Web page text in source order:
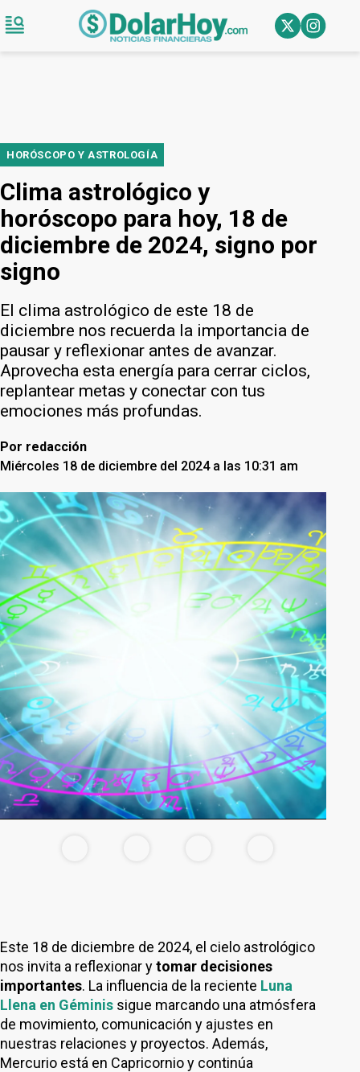
HORÓSCOPO Y ASTROLOGÍA
Clima astrológico y
horóscopo para hoy, 18 de
diciembre de 2024, signo por
signo
El clima astrológico de este 18 de
diciembre nos recuerda la importancia de
pausar y reflexionar antes de avanzar.
Aprovecha esta energía para cerrar ciclos,
replantear metas y conectar con tus
emociones más profundas.
Por redacción
Miércoles 18 de diciembre del 2024 a las 10:31 am
Este 18 de diciembre de 2024, el cielo astrológico
nos invita a reflexionar ytomar decisiones
importantes. La influencia de la reciente Luna
Llena en Géminis sigue marcando una atmósfera
de movimiento, comunicación y ajustes en
nuestras relaciones y proyectos. Además,
Mercurio está en Capricornio y continúa